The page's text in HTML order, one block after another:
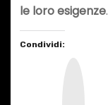
le loro esigenze.
Condividi: